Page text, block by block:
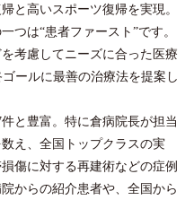
と高いスポーツ復帰を実現。
つは“患者ファースト”です。
考慮してニーズに合った医療
ールに最善の治療法を提案し
と豊富。特に倉病院長が担当
え、全国トップクラスの実
傷に対する再建術などの症例
からの紹介患者や、全国から